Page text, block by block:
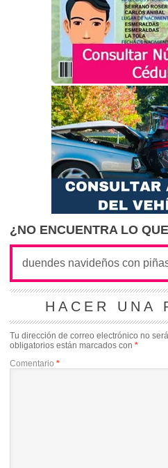
¿NO ENCUENTRA LO
HACER UNA
Tu dirección de correo electrónico no
obligatorios están marcados con *
Comentario *